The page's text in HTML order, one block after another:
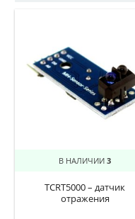
В НАЛИЧИИ 3
TCRT5000 – датчик
отражения